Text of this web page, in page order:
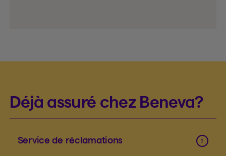
Déjà assuré chez Beneva?
Service de réclamations